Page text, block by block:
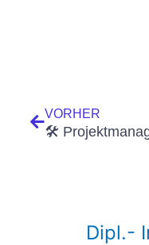
VORHER
Dipl.-